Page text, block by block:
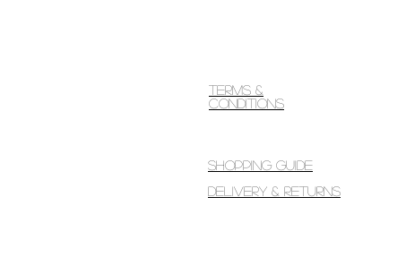
Terms &
Conditions
Shopping guide
Delivery & Returns